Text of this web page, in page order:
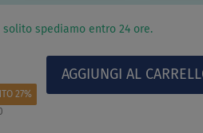
solito spediamo entro 24 ore.
27%